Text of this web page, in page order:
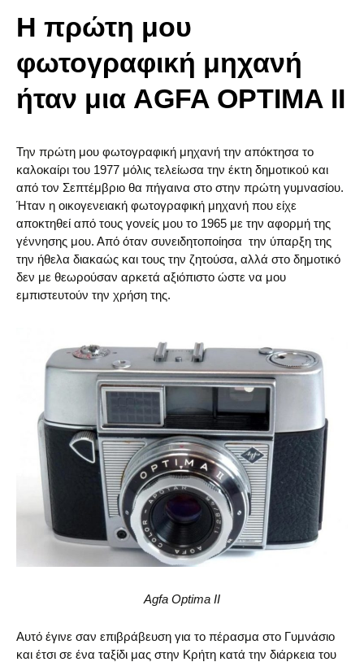
Η πρώτη μου
φωτογραφική μηχανή
ήταν μια AGFA OPTIMA II
Την πρώτη μου φωτογραφική μηχανή την απόκτησα το
καλοκαίρι του 1977 μόλις τελείωσα την έκτη δημοτικού και
από τον Σεπτέμβριο θα πήγαινα στο στην πρώτη γυμνασίου.
Ήταν η οικογενειακή φωτογραφική μηχανή που είχε
αποκτηθεί από τους γονείς μου το 1965 με την αφορμή της
γέννησης μου. Από όταν συνειδητοποίησα την ύπαρξη της
την ήθελα διακαώς και τους την ζητούσα, αλλά στο δημοτικό
δεν με θεωρούσαν αρκετά αξιόπιστο ώστε να μου
εμπιστευτούν την χρήση της.
Agfa Optima II
Αυτό έγινε σαν επιβράβευση για το πέρασμα στο Γυμνάσιο
και έτσι σε ένα ταξίδι μας στην Κρήτη κατά την διάρκεια του